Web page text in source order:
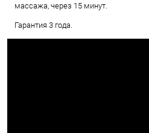
массажа, через 15 минут.
Гарантия 3 года.